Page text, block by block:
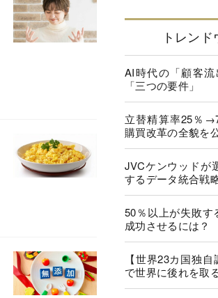
トレン
AI時代の「顧客
「三つの要件」
立替精算率25％
購買改革の全貌を
JVCケンウッドが
するデータ統合戦
50％以上が失敗す
成功させるには？
【世界23カ国独
で世界に後れを取